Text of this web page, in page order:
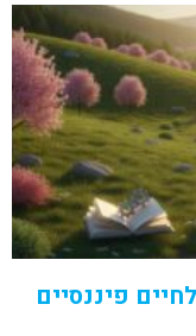
פיננסיים